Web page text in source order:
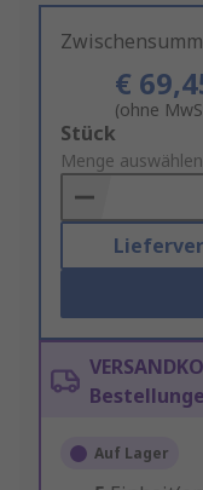
€
(ohne
Add
to
Basket
Stück
Menge
Auf Lager